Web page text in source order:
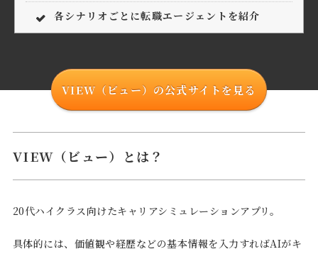
各シナリオごとに転職エージェントを紹介
VIEW（ビュー）の公式サイトを見る
VIEW（ビュー）とは？
20代ハイクラス向けたキャリアシミュレーションアプリ。
具体的には、価値観や経歴などの基本情報を入力すればAIがキ